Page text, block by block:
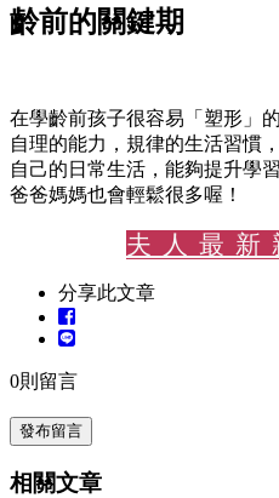
齡前的關鍵期
在學齡前孩子很容易「塑形」
自理的能力，規律的生活習慣
自己的日常生活，能夠提升學
爸爸媽媽也會輕鬆很多喔！
夫人最新
分享此文章
0則留言
發布留言
相關文章